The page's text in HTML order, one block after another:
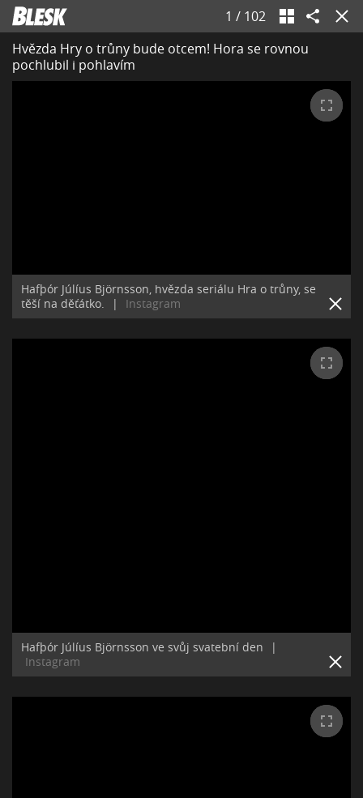
1 / 102
Hvězda Hry o trůny bude otcem! Hora se rovnou
pochlubil i pohlavím
Hafþór Júlíus Björnsson, hvězda seriálu Hra o trůny, se
těší na děťátko.
| Instagram
Hafþór Júlíus Björnsson ve svůj svatební den
|
Instagram